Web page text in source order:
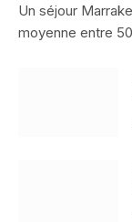
Un séjour
moyenne entre